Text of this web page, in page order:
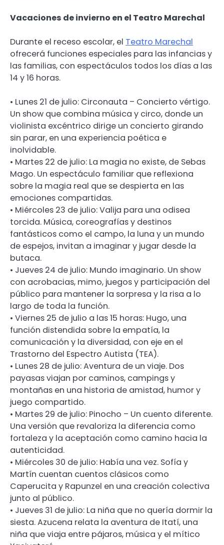
Vacaciones de invierno en el Teatro Marechal
Durante el receso escolar, el Teatro Marechal
ofrecerá funciones especiales para las infancias y
las familias, con espectáculos todos los días a las
14 y 16 horas.
• Lunes 21 de julio: Circonauta – Concierto vértigo.
Un show que combina música y circo, donde un
violinista excéntrico dirige un concierto girando
sin parar, en una experiencia poética e
inolvidable.
• Martes 22 de julio: La magia no existe, de Sebas
Mago. Un espectáculo familiar que reflexiona
sobre la magia real que se despierta en las
emociones compartidas.
• Miércoles 23 de julio: Valija para una odisea
torcida. Música, coreografías y destinos
fantásticos como el campo, la luna y un mundo
de espejos, invitan a imaginar y jugar desde la
butaca.
• Jueves 24 de julio: Mundo imaginario. Un show
con acrobacias, mimo, juegos y participación del
público para mantener la sorpresa y la risa a lo
largo de toda la función.
• Viernes 25 de julio a las 15 horas: Hugo, una
función distendida sobre la empatía, la
comunicación y la diversidad, con eje en el
Trastorno del Espectro Autista (TEA).
• Lunes 28 de julio: Aventura de un viaje. Dos
payasas viajan por caminos, campings y
montañas en una historia de amistad, humor y
juego compartido.
• Martes 29 de julio: Pinocho – Un cuento diferente.
Una versión que revaloriza la diferencia como
fortaleza y la aceptación como camino hacia la
autenticidad.
• Miércoles 30 de julio: Había una vez. Sofía y
Martín cuentan cuentos clásicos como
Caperucita y Rapunzel en una creación colectiva
junto al público.
• Jueves 31 de julio: La niña que no quería dormir la
siesta. Azucena relata la aventura de Itatí, una
niña que viaja entre pájaros, música y el mítico